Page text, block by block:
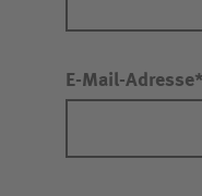
E-Mail-Adresse